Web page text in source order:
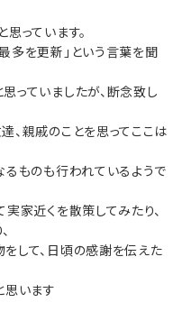
っています。
多を更新」という言葉を聞
っていましたが、断念致し
、親戚のことを思ってここは
るものも行われているようで
家近くを散策してみたり、
して、日頃の感謝を伝えた
思います